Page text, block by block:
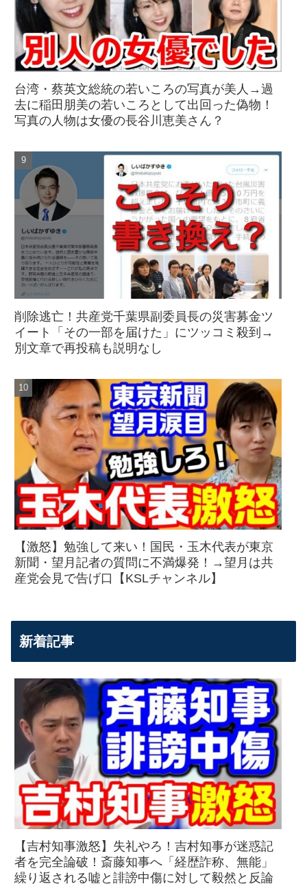
台湾・蔡英文総統の若いころの写真が美人→過
去に稲田朋美の若いころとして出回った偽物！
写真の人物は女優の長谷川恵美さん？
削除逃亡！共産党千葉県副委員長の災害募金ツ
イート「その一部を届けた」にツッコミ殺到→
別文章で再投稿も説明なし
【激怒】勉強して来い！国民・玉木代表が東京
新聞・望月記者の質問に不満爆発！→望月は共
産党会見で告げ口【KSLチャンネル】
新着記事
【吉村知事激怒】失礼やろ！吉村知事が迷惑記
者を完全論破！斎藤知事へ「経歴詐称、無能」
繰り返される嘘と誹謗中傷に対して毅然と反論